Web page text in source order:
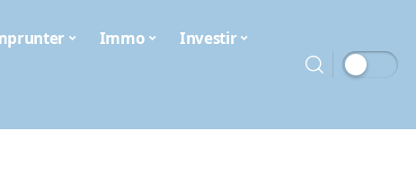
Immo Investir